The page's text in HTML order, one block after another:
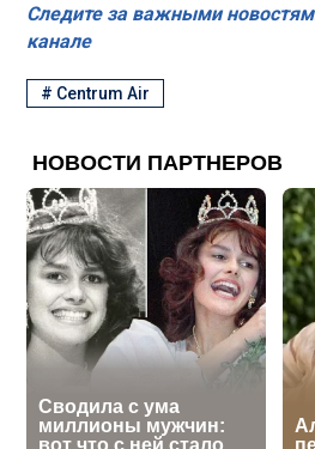
Следите за важными
канале
# Centrum Air